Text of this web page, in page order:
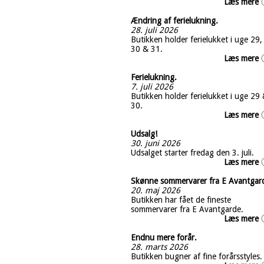
Ændring af ferielukning.
28. juli 2026
Butikken holder ferielukket i uge 29,
30 & 31.
Læs mere
Ferielukning.
7. juli 2026
Butikken holder ferielukket i uge 29
30.
Læs mere
Udsalg!
30. juni 2026
Udsalget starter fredag den 3. juli.
Læs mere
Skønne sommervarer fra E
20. maj 2026
Butikken har fået de fineste
sommervarer fra E Avantgarde.
Læs mere
Endnu mere forår.
28. marts 2026
Butikken bugner af fine forårsstyles.